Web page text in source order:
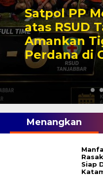
Satpol PP
atas RSUD
Amankan
Perdana di
Menangkan
Siap